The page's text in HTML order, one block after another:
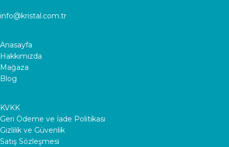
info@kristal.com.tr
Anasayfa
Hakkımızda
Mağaza
Blog
KVKK
Geri Ödeme ve İade Politikası
Gizlilik ve Güvenlik
Satış Sözleşmesi